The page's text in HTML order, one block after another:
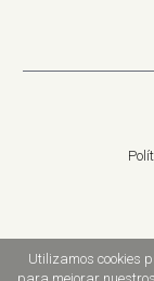
Utilizamos cookies